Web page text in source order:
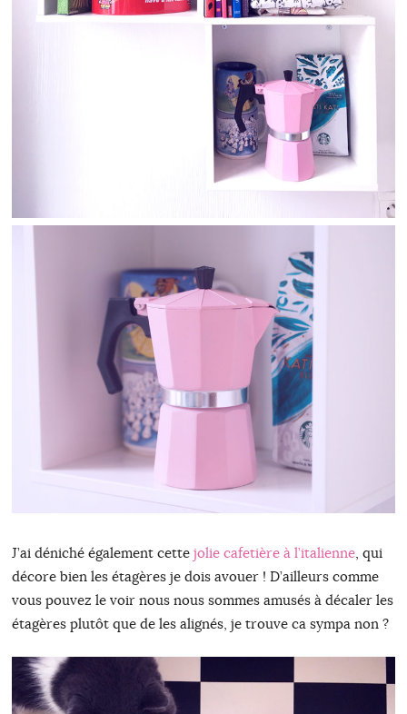
J’ai déniché également cette jolie cafetière à l’italienne, qui
décore bien les étagères je dois avouer ! D’ailleurs comme
vous pouvez le voir nous nous sommes amusés à décaler les
étagères plutôt que de les alignés, je trouve ca sympa non ?